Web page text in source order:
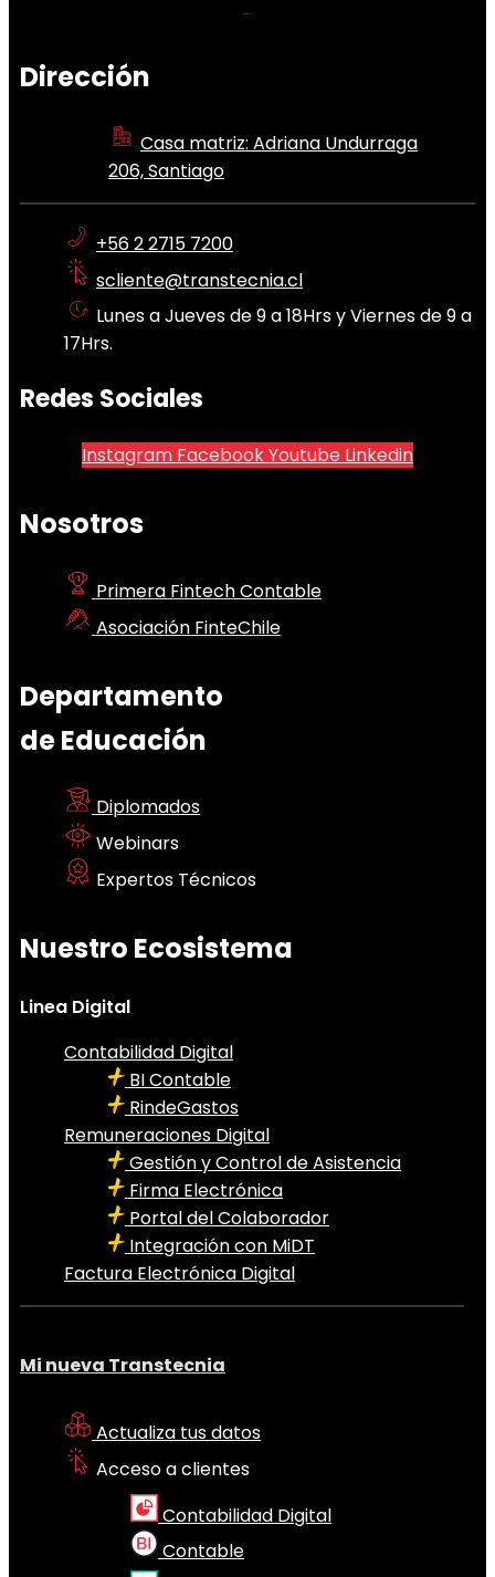
Dirección
Casa matriz: Adriana Undurraga
206, Santiago
+56 2 2715 7200
scliente@transtecnia.cl
Lunes a Jueves de 9 a 18Hrs y Viernes de 9 a
17Hrs.
Redes Sociales
Instagram FacebookYoutube Linkedin
Nosotros
Primera Fintech Contable
Asociación FinteChile
Departamento
de Educación
Diplomados
Webinars
Expertos Técnicos
Nuestro Ecosistema
Linea Digital
Contabilidad Digital
BI Contable
RindeGastos
Remuneraciones Digital
Gestión y Control de Asistencia
Firma Electrónica
Portal del Colaborador
Integración con MiDT
Factura Electrónica Digital
Mi nueva Transtecnia
Actualiza tus datos
Acceso a clientes
Contabilidad Digital
Contable